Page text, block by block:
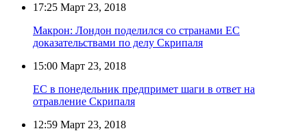
17:25 Март 23, 2018
Макрон: Лондон поделился со странами ЕС
доказательствами по делу Скрипаля
15:00 Март 23, 2018
ЕС в понедельник предпримет шаги в ответ на
отравление Скрипаля
12:59 Март 23, 2018